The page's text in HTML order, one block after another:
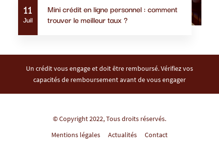
11
Juil
Mini crédit en ligne personnel : comment
trouver le meilleur taux ?
Un crédit vous engage et doit être remboursé. Vérifiez vos
capacités de remboursement avant de vous engager
© Copyright 2022, Tous droits réservés.
Mentions légales
Actualités Contact